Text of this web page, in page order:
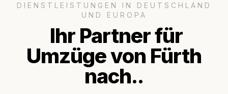
DIENSTLEISTUNGEN IN DEUTSCHLAND
UND EUROPA
Ihr Partner für
Umzüge von Fürth
nach..